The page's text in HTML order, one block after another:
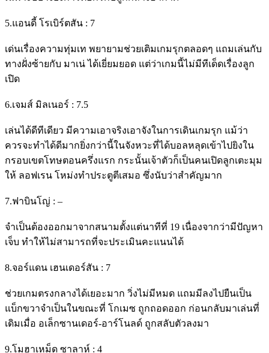
5.แอนดี้ โรเบิร์ตสัน : 7
เด่นเรื่องความทุ่มเท พยายามช่วยเติมเกมรุกตลอดๆ แถมเล่นกับ
ทางฝั่งซ้ายกับ มาเน่ ได้เยี่ยมยอด แต่ว่าเกมนี้ไม่มีทีเด็ดเรื่องลูก
เปิด
6.เจมส์ มิลเนอร์ : 7.5
เล่นได้ดีทีเดียว มีความเอาจริงเอาจังในการเดินเกมรุก แม้ว่า
ควรจะทำได้ดีมากยิ่งกว่านี้ในจังหวะที่ได้บอลหลุดเข้าไปยิงใน
กรอบเขตโทษตอนครึ่งแรก กระนั้นเจ้าตัวก็เป็นคนเปิดลูกเตะมุม
ให้ ลอฟเรน โหม่งทำประตูตีเสมอ ซึ่งนับว่าสำคัญมาก
7.ฟาบินโญ่ : –
จำเป็นต้องออกมาจากสนามตั้งแต่นาทีที่ 19 เนื่องจากว่ามีปัญหา
เจ็บ ทำให้ไม่สามารถที่จะประเมินคะแนนได้
8.จอร์แดน เฮนเดอร์สัน : 7
ช่วยเกมตรงกลางได้เยอะมาก วิ่งไม่มีหมด แถมมีลงไปยืนเป็น
แบ็กขวาจำเป็นในขณะที่ โกเมซ ถูกถอดออก ก่อนกลับมาเล่นที่
เดิมเมื่อ อเล็กซานเดอร์-อาร์โนลด์ ถูกสลับตัวลงมา
9.โมฮาเหม็ด ซาลาห์ : 4